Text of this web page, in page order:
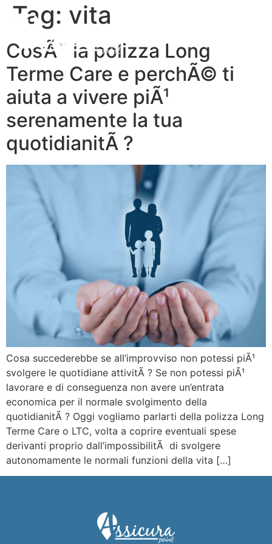
Tag: vita
Cos’Ã¨ la polizza Long
Terme Care e perchÃ© ti
aiuta a vivere piÃ¹
serenamente la tua
quotidianitÃ ?
Cosa succederebbe se all’improvviso non potessi piÃ¹
svolgere le quotidiane attivitÃ ? Se non potessi piÃ¹
lavorare e di conseguenza non avere un’entrata
economica per il normale svolgimento della
quotidianitÃ ? Oggi vogliamo parlarti della polizza Long
Terme Care o LTC, volta a coprire eventuali spese
derivanti proprio dall’impossibilitÃ di svolgere
autonomamente le normali funzioni della vita […]